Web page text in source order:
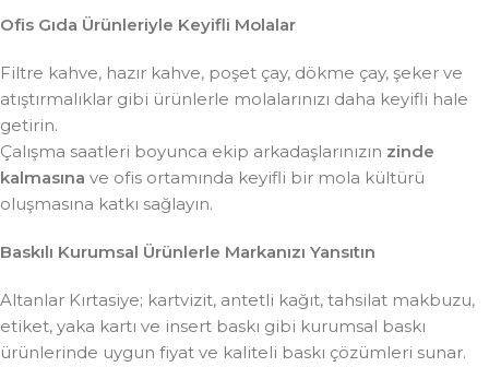
Ofis Gıda Ürünleriyle Keyifli Molalar
Filtre kahve, hazır kahve, poşet çay, dökme çay, şeker ve
atıştırmalıklar gibi ürünlerle molalarınızı daha keyifli hale
getirin.
Çalışma saatleri boyunca ekip arkadaşlarınızın zinde
kalmasına ve ofis ortamında keyifli bir mola kültürü
oluşmasına katkı sağlayın.
Baskılı Kurumsal Ürünlerle Markanızı Yansıtın
Altanlar Kırtasiye; kartvizit, antetli kağıt, tahsilat makbuzu,
etiket, yaka kartı ve insert baskı gibi kurumsal baskı
ürünlerinde uygun fiyat ve kaliteli baskı çözümleri sunar.